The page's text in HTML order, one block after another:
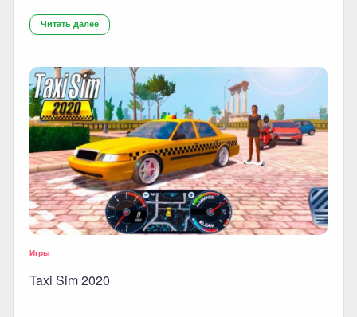
Читать далее
Игры
Taxi Sim 2020